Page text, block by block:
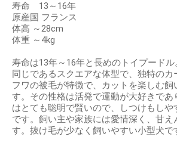
寿命 13～16年
原産国 フランス
体高 ～28cm
体重 ～4kg
寿命は13年～16年と長めのトイプード
同じであるスクエアな体型で、独特のカ
フワの被毛が特徴で、カットを楽しむ飼
す。その性格は活発で運動が大好きであ
はとても聡明で賢いので、しつけもし
です。飼い主や家族には愛情深く、甘え
す。抜け毛が少なく飼いやすい小型犬で